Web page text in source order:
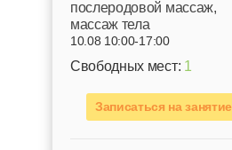
послеродовой массаж,
массаж тела
10.08 10:00-17:00
Свободных мест: 1
Записаться на занятие